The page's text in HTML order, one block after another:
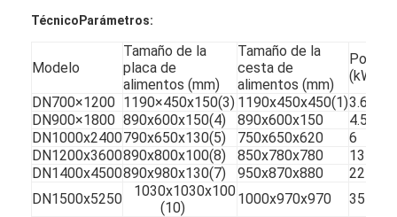
Técnico Parámetros:
Modelo
Tamaño de la
placa de
alimentos (mm)
Tamaño de la
cesta de
alimentos (mm)
(kW)
DN700×1200 1190×450x150(3) 1190x450x450(1)3.6
DN900×1800 890x600x150(4) 890x600x150
4.5
DN1000x2400790x650x130(5) 750x650x620
6
DN1200x3600890x800x100(8) 850x780x780
13
DN1400x4500890x980x130(7) 950x870x880
22
DN1500x5250
1030x1030x100
(10)
1000x970x970 35